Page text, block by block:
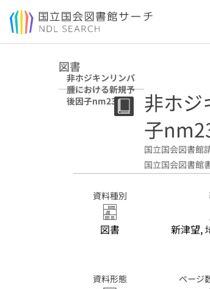
本文へ移動
図書
非ホジキンリンパ
腫における新規予
後因子nm23を用
いた層別化治療方
非ホジ
子
国立国会図書館
国立国会図書館
資料種別
図書
新津望,
資料形態 ページ